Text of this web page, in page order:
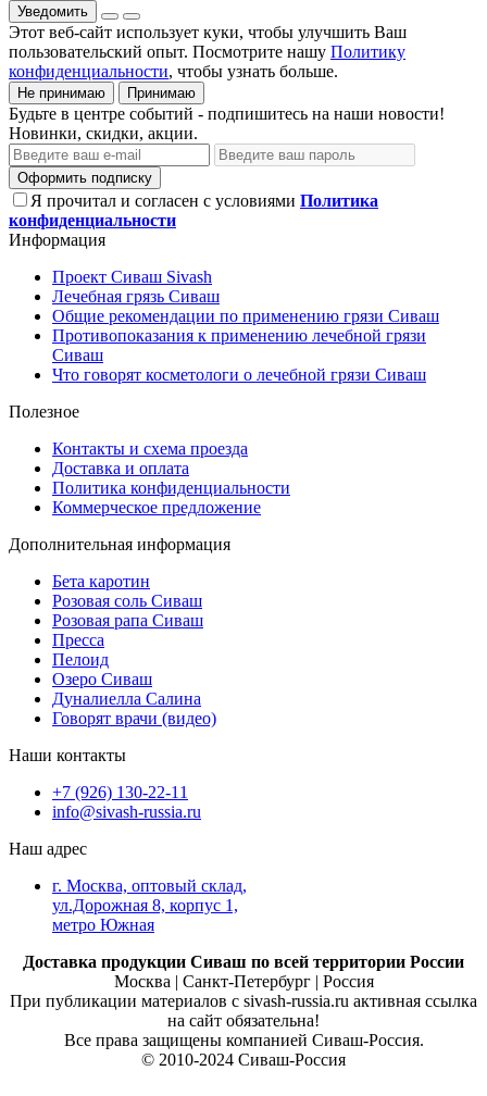
Уведомить
Этот веб-сайт использует куки, чтобы улучшить Ваш
пользовательский опыт. Посмотрите нашу Политику
конфиденциальности, чтобы узнать больше.
Не принимаю Принимаю
Будьте в центре событий - подпишитесь на наши новости!
Новинки, скидки, акции.
Оформить подписку
Я прочитал и согласен с условиями Политика
конфиденциальности
Информация
Проект Сиваш Sivash
Лечебная грязь Сиваш
Общие рекомендации по применению грязи Сиваш
Противопоказания к применению лечебной грязи
Сиваш
Что говорят косметологи о лечебной грязи Сиваш
Полезное
Контакты и схема проезда
Доставка и оплата
Политика конфиденциальности
Коммерческое предложение
Дополнительная информация
Бета каротин
Розовая соль Сиваш
Розовая рапа Сиваш
Пресса
Пелоид
Озеро Сиваш
Дуналиелла Салина
Говорят врачи (видео)
Наши контакты
‎+7 (926) 130-22-11
info@sivash-russia.ru
Наш адрес
г. Москва, оптовый склад,
ул.Дорожная 8, корпус 1,
метро Южная
Доставка продукции Сиваш по всей территории России
Москва | Санкт-Петербург | Россия
При публикации материалов с sivash-russia.ru активная ссылка
на сайт обязательна!
Все права защищены компанией Сиваш-Россия.
© 2010-2024 Сиваш-Россия